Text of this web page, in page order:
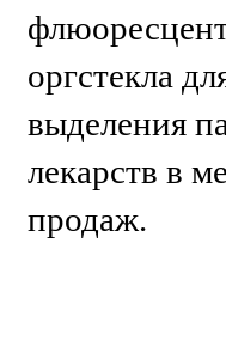
оргстекла
выделения
лекарств в
продаж.